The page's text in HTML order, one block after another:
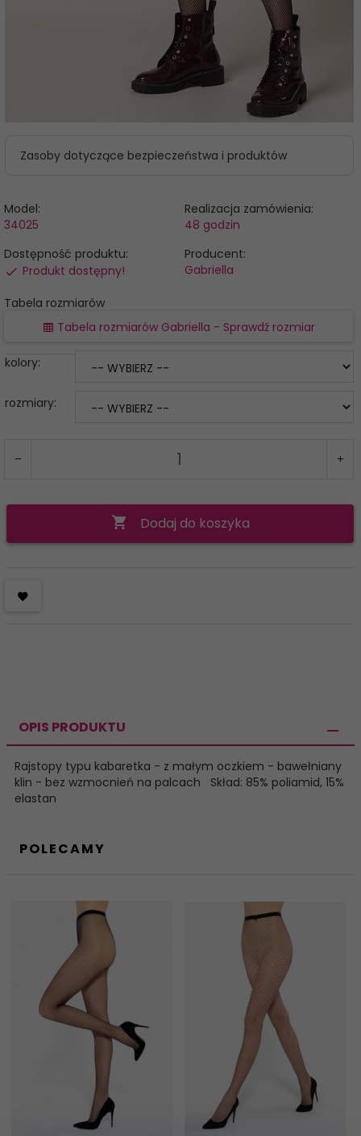
Zasoby dotyczące bezpieczeństwa i produktów
Model:
34025
Realizacja zamówienia:
48 godzin
Dostępność produktu:
Produkt dostępny!
Producent:
Gabriella
Tabela rozmiarów
Tabela rozmiarów Gabriella - Sprawdź rozmiar
kolory:
rozmiary:
Dodaj do koszyka
OPIS PRODUKTU
Rajstopy typu kabaretka - z małym oczkiem - bawełniany
klin - bez wzmocnień na palcach Skład: 85% poliamid, 15%
elastan
POLECAMY